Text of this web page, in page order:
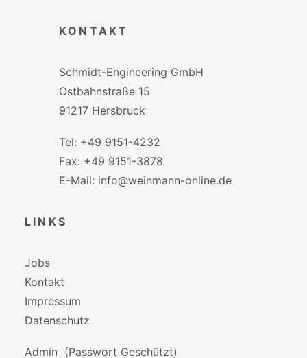
KONTAKT
Schmidt-Engineering GmbH
Ostbahnstraße 15
91217 Hersbruck
Tel: +49 9151-4232
Fax: +49 9151-3878
E-Mail: info@weinmann-online.de
LINKS
Jobs
Kontakt
Impressum
Datenschutz
Admin (Passwort Geschützt)